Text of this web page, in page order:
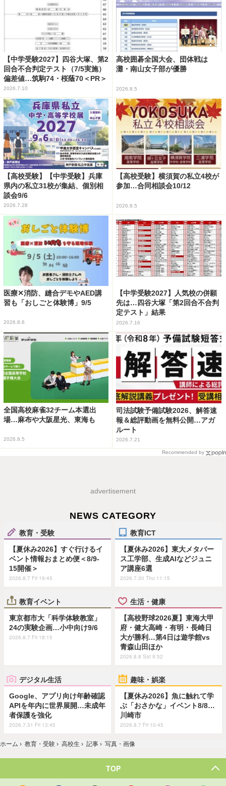
【中学受験2027】四谷大塚、第2
回合不合判定テスト（7/5実施）
偏差値…筑駒74・桜蔭70＜PR＞
2026.7.10
高校囲碁全国大会、団体戦は
灘・南山女子部が優勝
2026.8.5
【高校受験】【中学受験】兵庫
県内の私立31校が集結、個別相
談会9/6
2026.7.28
【高校受験】横須賀の私立4校が
参加…合同相談会10/12
2026.8.5
医療✕消防、縫合デモやAED講
習も「おしごと体験博」9/5
2026.8.6
【中学受験2027】人気校の併願
先は…四谷大塚「第2回合不合判
定テスト」結果
2026.7.16
全国高校麻雀32チーム本選出
場…麻布や大阪星光、東海も
2026.8.5
司法試験予備試験2026、解答速
報＆総評動画を無料公開…アガ
ルート
2026.7.21
Recommended by
advertisement
NEWS CATEGORY
教育・受験
【夏休み2026】すぐ行けるイ
ベント情報おまとめ便＜8/9-
15開催＞
2026.8.7 Fri 19:45
教育ICT
【夏休み2026】東大メタバー
ス工学部、生成AIなどジュニ
ア講座6選
2026.7.30 Thu 11:15
教育イベント
東京都市大「科学体験教室」
24の実験企画…小中向け9/6
2026.8.7 Fri 18:15
生活・健康
【高校野球2026夏】東海大甲
府・健大高崎・有明・長崎日
大が勝利…第4日は遊学館vs
青森山田ほか
2026.8.8 Sat 9:52
デジタル生活
Google、アプリ向け年齢確認
APIを年内に世界展開…未成年
者保護を強化
2026.7.31 Fri 13:45
趣味・娯楽
【夏休み2026】魚に触れて学
ぶ「おさかな」イベント8/8…
川崎市
2026.8.7 Fri 10:45
ホーム › 教育・受験 › 高校生 › 記事 › 写真・画像
TOP